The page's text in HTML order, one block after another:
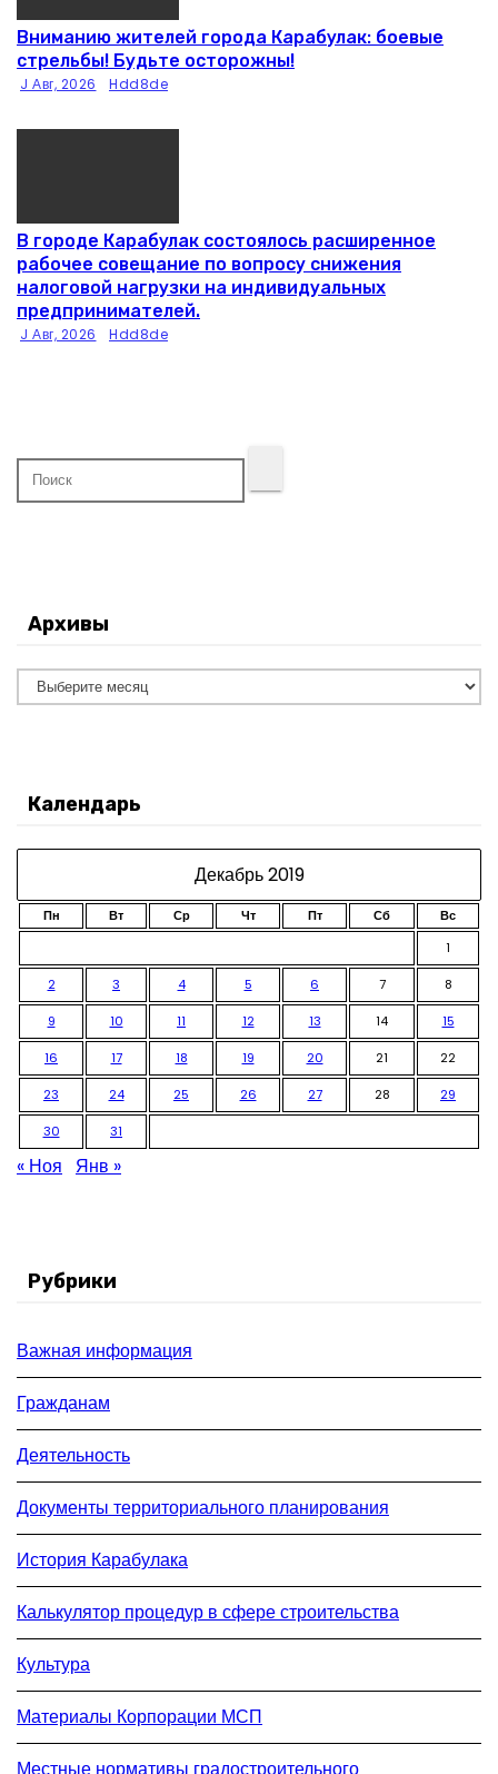
Вниманию жителей города Карабулак: боевые
стрельбы! Будьте осторожны!
J Авг, 2026 Hdd8de
В городе Карабулак состоялось расширенное
рабочее совещание по вопросу снижения
налоговой нагрузки на индивидуальных
предпринимателей.
J Авг, 2026 Hdd8de
Архивы
р
Календарь
Декабрь 2019
Пн Вт Ср Чт Пт Сб
Вс
1
2 3 4 5 6 7 8
9 10 11 12 13 14 15
16 17 18 19 20 21 22
23 24 25 26 27 28 29
30 31
« Ноя Янв »
Рубрики
Важная информация
Гражданам
Деятельность
Документы территориального планирования
История Карабулака
Калькулятор процедур в сфере строительства
Культура
Материалы Корпорации МСП
Местные нормативы градостроительного